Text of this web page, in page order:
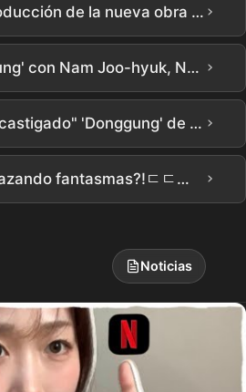
¡Confirmada la producción de la nueva obra de la guionista Noh Hee-kyung X la directora Lee Yoon-jung, la serie de Netflix 'Lenta y Intensamente' (título provisional)! | Song Hyekyo, Gong Yoo, Kim Seolhyun, Cha Seungwon, Lee Hanee en el reparto ›
Póster de 'Donggung' con Nam Joo-hyuk, Noh Yoon-seo y Jo Seung-woo revelado, ¿cuál es la identidad del psíquico que ve fantasmas y del rey enmascarado? ›
"El que peca será castigado" 'Donggung' de Nam Joo-hyuk y Jo Seung-woo, superando la crisis de destrucción total, se estrena el 17 de julio ›
¿Nam Joo-hyuk cazando fantasmas?!ㄷㄷ😲 Estreno del tráiler de Netflix [Donggung] #남주혁 #노윤서 #조승우 #장영남 #namjoohyuk ›
Noticias